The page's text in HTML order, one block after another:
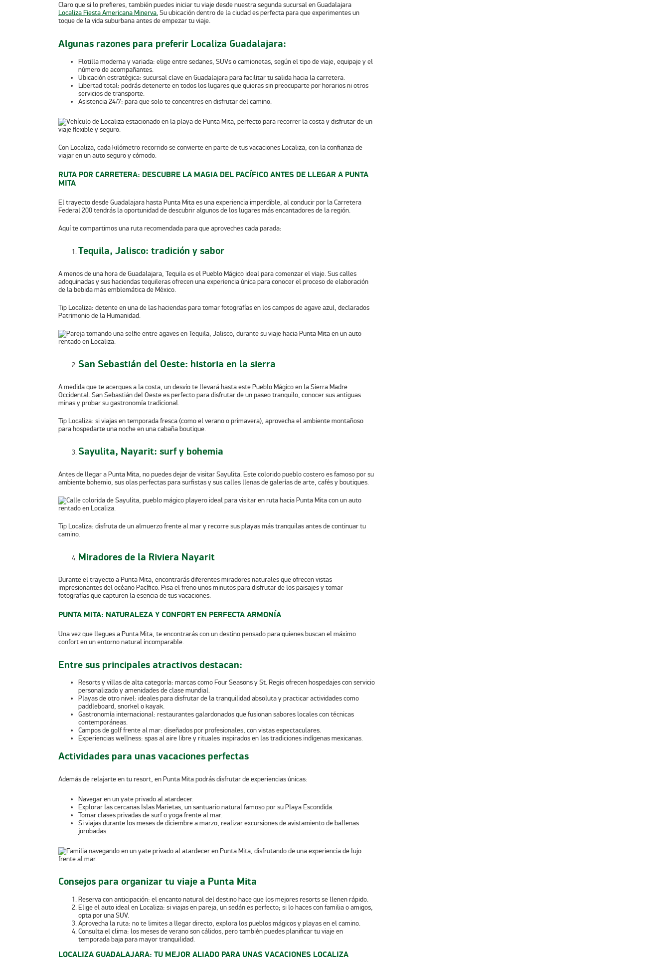
Claro que si lo prefieres, también puedes iniciar tu viaje desde nuestra segunda sucursal en Guadalajara
Localiza Fiesta Americana Minerva.Su ubicación dentro de la ciudad es perfecta para que experimentes un
toque de la vida suburbana antes de empezar tu viaje.
Algunas razones para preferir Localiza Guadalajara:
Flotilla moderna y variada: elige entre sedanes, SUVs o camionetas, según el tipo de viaje, equipaje y el
número de acompañantes.
Ubicación estratégica: sucursal clave en Guadalajara para facilitar tu salida hacia la carretera.
Libertad total: podrás detenerte en todos los lugares que quieras sin preocuparte por horarios ni otros
servicios de transporte.
Asistencia 24/7: para que solo te concentres en disfrutar del camino.
Con Localiza, cada kilómetro recorrido se convierte en parte de tus vacaciones Localiza, con la confianza de
viajar en un auto seguro y cómodo.
RUTA POR CARRETERA: DESCUBRE LA MAGIA DEL PACÍFICO ANTES DE LLEGAR A PUNTA
MITA
El trayecto desde Guadalajara hasta Punta Mita es una experiencia imperdible, al conducir por la Carretera
Federal 200 tendrás la oportunidad de descubrir algunos de los lugares más encantadores de la región.
Aquí te compartimos una ruta recomendada para que aproveches cada parada:
Tequila, Jalisco: tradición y sabor
A menos de una hora de Guadalajara, Tequila es el Pueblo Mágico ideal para comenzar el viaje. Sus calles
adoquinadas y sus haciendas tequileras ofrecen una experiencia única para conocer el proceso de elaboración
de la bebida más emblemática de México.
Tip Localiza: detente en una de las haciendas para tomar fotografías en los campos de agave azul, declarados
Patrimonio de la Humanidad.
San Sebastián del Oeste: historia en la sierra
A medida que te acerques a la costa, un desvío te llevará hasta este Pueblo Mágico en la Sierra Madre
Occidental. San Sebastián del Oeste es perfecto para disfrutar de un paseo tranquilo, conocer sus antiguas
minas y probar su gastronomía tradicional.
Tip Localiza: si viajas en temporada fresca (como el verano o primavera), aprovecha el ambiente montañoso
para hospedarte una noche en una cabaña boutique.
Sayulita, Nayarit: surf y bohemia
Antes de llegar a Punta Mita, no puedes dejar de visitar Sayulita. Este colorido pueblo costero es famoso por su
ambiente bohemio, sus olas perfectas para surfistas y sus calles llenas de galerías de arte, cafés y boutiques.
Tip Localiza: disfruta de un almuerzo frente al mar y recorre sus playas más tranquilas antes de continuar tu
camino.
Miradores de la Riviera Nayarit
Durante el trayecto a Punta Mita, encontrarás diferentes miradores naturales que ofrecen vistas
impresionantes del océano Pacífico. Pisa el freno unos minutos para disfrutar de los paisajes y tomar
fotografías que capturen la esencia de tus vacaciones.
PUNTA MITA: NATURALEZA Y CONFORT EN PERFECTA ARMONÍA
Una vez que llegues a Punta Mita, te encontrarás con un destino pensado para quienes buscan el máximo
confort en un entorno natural incomparable.
Entre sus principales atractivos destacan:
Resorts y villas de alta categoría: marcas como Four Seasons y St. Regis ofrecen hospedajes con servicio
personalizado y amenidades de clase mundial.
Playas de otro nivel: ideales para disfrutar de la tranquilidad absoluta y practicar actividades como
paddleboard, snorkel o kayak.
Gastronomía internacional: restaurantes galardonados que fusionan sabores locales con técnicas
contemporáneas.
Campos de golf frente al mar: diseñados por profesionales, con vistas espectaculares.
Experiencias wellness: spas al aire libre y rituales inspirados en las tradiciones indígenas mexicanas.
Actividades para unas vacaciones perfectas
Además de relajarte en tu resort, en Punta Mita podrás disfrutar de experiencias únicas:
Navegar en un yate privado al atardecer.
Explorar las cercanas Islas Marietas, un santuario natural famoso por su Playa Escondida.
Tomar clases privadas de surf o yoga frente al mar.
Si viajas durante los meses de diciembre a marzo, realizar excursiones de avistamiento de ballenas
jorobadas.
Consejos para organizar tu viaje a Punta Mita
Reserva con anticipación: el encanto natural del destino hace que los mejores resorts se llenen rápido.
Elige el auto ideal en Localiza: si viajas en pareja, un sedán es perfecto; si lo haces con familia o amigos,
opta por una SUV.
Aprovecha la ruta: no te limites a llegar directo, explora los pueblos mágicos y playas en el camino.
Consulta el clima: los meses de verano son cálidos, pero también puedes planificar tu viaje en
temporada baja para mayor tranquilidad.
LOCALIZA GUADALAJARA: TU MEJOR ALIADO PARA UNAS VACACIONES LOCALIZA